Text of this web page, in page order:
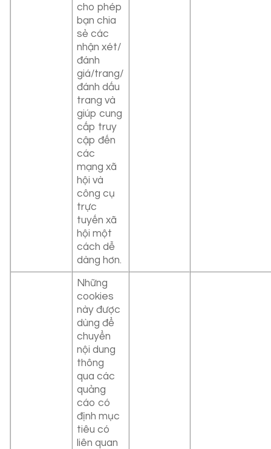
cho phép
bạn chia
sẻ các
nhận xét/
đánh
giá/trang/
đánh dấu
trang và
giúp cung
cấp truy
cập đến
các
mạng xã
hội và
công cụ
trực
tuyến xã
hội một
cách dễ
dàng hơn.
Những
cookies
này được
dùng để
chuyển
nội dung
thông
qua các
quảng
cáo có
định mục
tiêu có
liên quan